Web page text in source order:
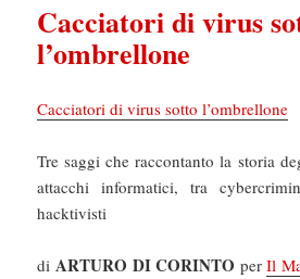
Cacciatori di virus
l’ombrellone
Cacciatori di virus sotto l’ombrellone
Tre saggi che raccontanto la storia
attacchi informatici, tra
hacktivisti
diARTURO DI CORINTO perIl